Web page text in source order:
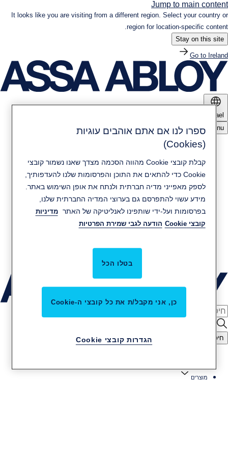
Jump to main content
It looks like you are visiting from a different region. Select your country or
region for location-specific content.
Stay on this site
Go to Ireland
Israel
Menu
מוצרים ופתרונות
חדשות ומדיה
קיימות
יצירת קשר
אודות ASSA ABLOY
קריירה באסא אבלוי
חיפוש
מוצרים
ספרו לנו אם אתם אוהבים עוגיות
(Cookies)
קבלת קובצי Cookie מהווה הסכמה מצדך שאנו נשמור קובצי
Cookie כדי להתאים את התוכן והפרסומות שלנו להעדפותיך,
לספק מאפייני מדיה חברתית ולנתח את אופן השימוש באתר.
מידע עשוי להתפרסם גם בערוצי המדיה החברתית שלנו,
בפרסומות ועל-ידי שותפינו לאנליטיקה של האתר
מדיניות
קובצי Cookie
הודעה לגבי שמירת הפרטיות
בטלו הכל
כן, אני מקבל/ת את כל קובצי ה-Cookie
הגדרות קובצי Cookie